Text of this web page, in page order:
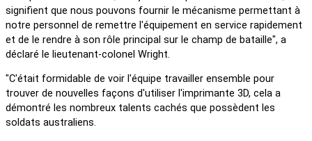
signifient que nous pouvons fournir le mécanisme permettant à
notre personnel de remettre l'équipement en service rapidement
et de le rendre à son rôle principal sur le champ de bataille", a
déclaré le lieutenant-colonel Wright.
"C'était formidable de voir l'équipe travailler ensemble pour
trouver de nouvelles façons d'utiliser l'imprimante 3D, cela a
démontré les nombreux talents cachés que possèdent les
soldats australiens.